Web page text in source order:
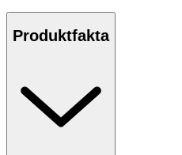
Produktfakta